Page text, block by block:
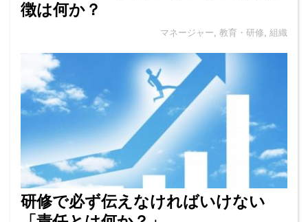
徴は何か？
マネージャー, 教育・研修, 組織
研修で必ず伝えなければいけない